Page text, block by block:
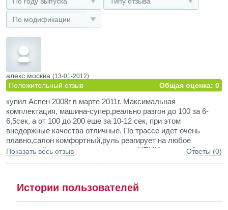
По модификации
алекс москва (13-01-2012)
Положительный отзыв Общая оценка: 0
купил Аспен 2008г в марте 2011г. Максимальная
комплектация, машина-супер,реально разгон до 100 за 6-
6,5сек, а от 100 до 200 еше за 10-12 сек, при этом
внедоржные качества отличные. По трассе идет очень
плавно,салон комфортный,руль реагирует на любое
движение.Когда заводишь двигатель ХЕМИ- это особые
25л, но удовольствие от управления Аспеном с лихвой
Показать весь отзыв Ответы (0)
Истории пользователей